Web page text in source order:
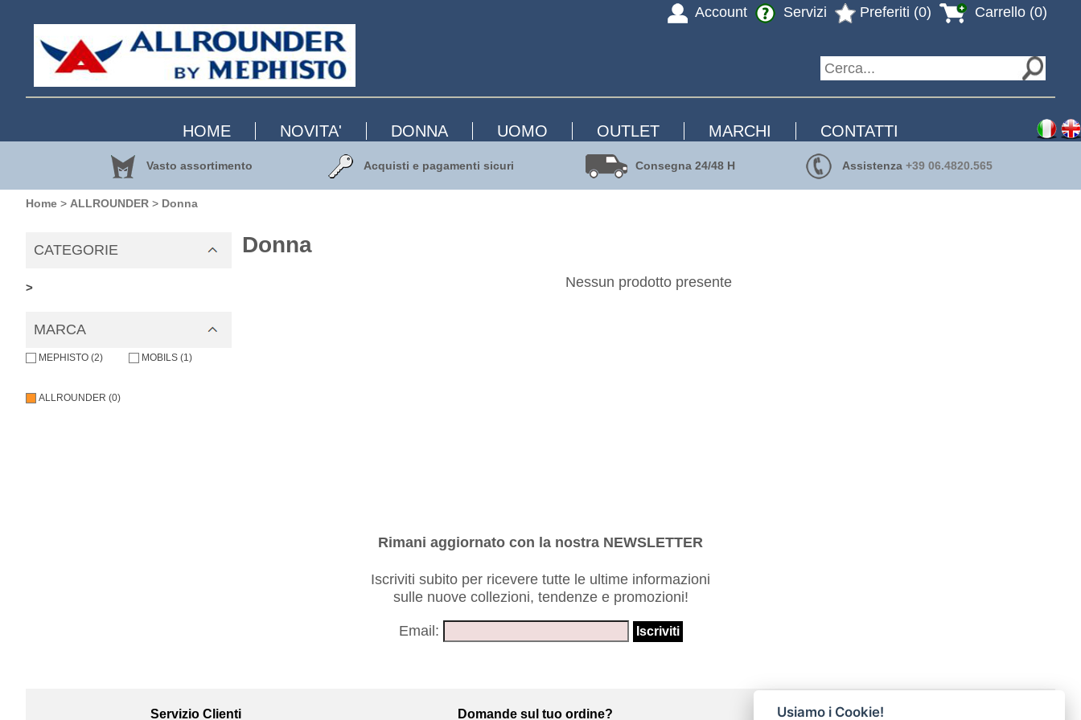
Carrello (0)
Preferiti (0)
Servizi
Account
HOME NOVITA' DONNA UOMO OUTLET MARCHI CONTATTI
Vasto assortimento Acquisti e pagamenti sicuri Consegna 24/48 H Assistenza+39 06.4820.565
Home > ALLROUNDER > Donna
CATEGORIE
>
MARCA
MEPHISTO (2) MOBILS (1)
ALLROUNDER (0)
Donna
Nessun prodotto presente
Rimani aggiornato con la nostra NEWSLETTER
Iscriviti subito per ricevere tutte le ultime informazioni
sulle nuove collezioni, tendenze e promozioni!
Email:
Servizio Clienti Domande sul tuo ordine? Modalità di pagamento
Usiamo i Cookie!